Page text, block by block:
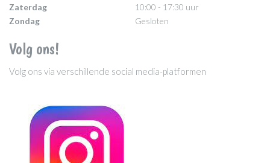
Zaterdag
10:00 - 17:30 uur
Zondag
Gesloten
Volg ons!
Volg ons via verschillende social media-platformen